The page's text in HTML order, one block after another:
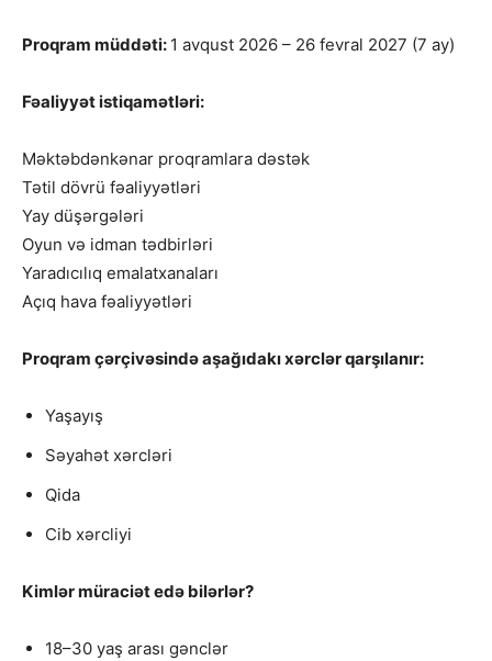
Proqram müddəti: 1 avqust 2026 – 26 fevral 2027 (7 ay)
Fəaliyyət istiqamətləri:
Məktəbdənkənar proqramlara dəstək
Tətil dövrü fəaliyyətləri
Yay düşərgələri
Oyun və idman tədbirləri
Yaradıcılıq emalatxanaları
Açıq hava fəaliyyətləri
Proqram çərçivəsində aşağıdakı xərclər qarşılanır:
Yaşayış
Səyahət xərcləri
Qida
Cib xərcliyi
Kimlər müraciət edə bilərlər?
18–30 yaş arası gənclər